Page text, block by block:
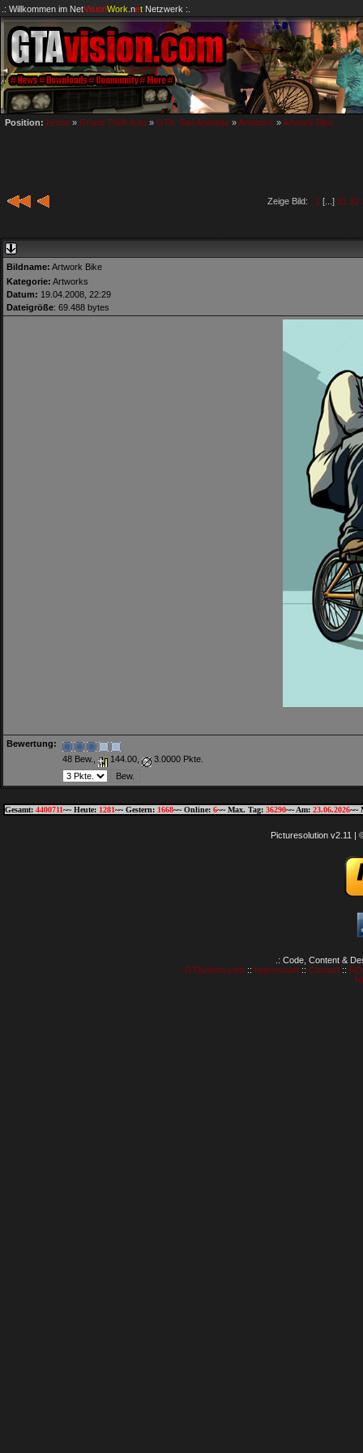
.: Willkommen im NetVisionWork .netNetzwerk :.
Position: Home » Grand Theft Auto » GTA: San Andreas »Artworks »Artwork Bike
Zeige Bild: 1 [...] 31 32
Bildname: Artwork Bike
Kategorie: Artworks
Datum: 19.04.2008, 22:29
Dateigröße: 69.488 bytes
Bewertung:
48 Bew.,
144.00, 3.0000 Pkte.
Gesamt: 4400711~~ Heute: 1281~~ Gestern: 1668~~ Online: 6~~ Max. Tag: 36290~~ Am: 23.06.2026~~
Picturesolution v2.11 |
.: Code, Content &
GTAvision.com:: Impressum:: Contact::